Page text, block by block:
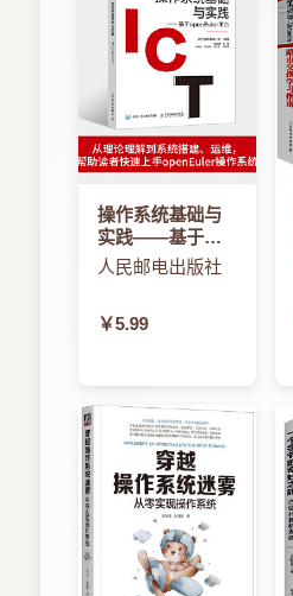
件更新 参考5．3 安装
培训课堂手动安装软件
自学手动安装软件更新
软件更新
第2篇 用户账户课程6
1 用户账户管理 参考6
用户账户 练习6．2 创
课程7 用户个人文件夹
件夹的内容 参考7．2
7．3 迁移和恢复个人
参考8．3 重设密码 参
置 参考8．5 固件密码
恢复系统中重设账户密
户密码 练习8．3 同步钥
4 使用固件密码 课程9
9．1 钥匙串系统 参考
参考9．3 iCloud 钥匙
操作系统基础与
实践——基于
openEuler平台
人民邮电出版社
￥5.99